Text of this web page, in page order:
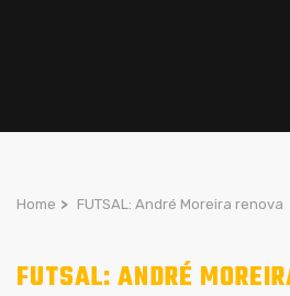
Home > FUTSAL: André Moreira renova
FUTSAL: ANDRÉ